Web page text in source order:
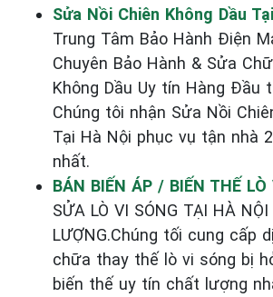
Sửa Nồi Chiên Không Dầu
Trung Tâm Bảo Hành Điện
Chuyên Bảo Hành & Sửa
Không Dầu Uy tín Hàng Đầu
Chúng tôi nhận Sửa Nồi
Tại Hà Nội phục vụ tận nhà
nhất.
BÁN BIẾN ÁP / BIẾN THẾ LÒ
SỬA LÒ VI SÓNG TẠI HÀ
LƯỢNG.Chúng tối cung cấp
chữa thay thế lò vi sóng bị
biến thế uy tín chất lượng